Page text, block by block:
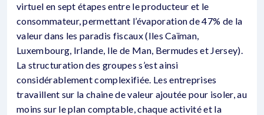
virtuel en sept étapes entre le producteur et le
consommateur, permettant l’évaporation de 47% de la
valeur dans les paradis fiscaux (Iles Caïman,
Luxembourg, Irlande, Ile de Man, Bermudes et Jersey).
La structuration des groupes s’est ainsi
considérablement complexifiée. Les entreprises
travaillent sur la chaine de valeur ajoutée pour isoler, au
moins sur le plan comptable, chaque activité et la